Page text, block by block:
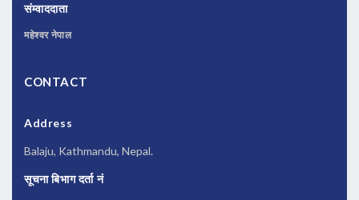
संम्वाददाता
महेश्वर नेपाल
CONTACT
Address
Balaju, Kathmandu, Nepal.
सूचना बिभाग दर्ता नं